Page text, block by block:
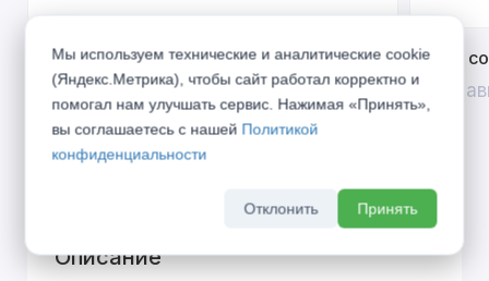
Открой двери выгоде. Дополнительная
скидка 10% на межкомнатные двери при
покупке входной двери
До 31 августа 2026 г
Divilux
До 31
Описание
Мы используем технические и аналитические cookie
(Яндекс.Метрика), чтобы сайт работал корректно и
помогал нам улучшать сервис. Нажимая «Принять»,
вы соглашаетесь с нашей Политикой
конфиденциальности
Отклонить Принять